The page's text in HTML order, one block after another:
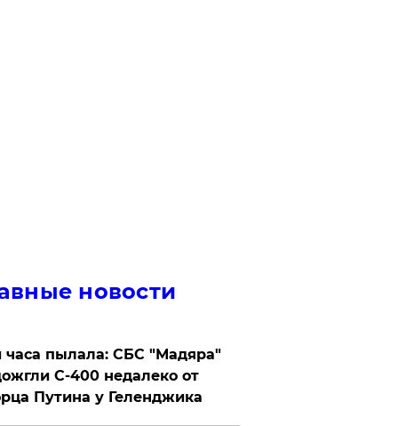
новости
часа пылала: СБС "Мадяра"
С-400 недалеко от
Путина у Геленджика